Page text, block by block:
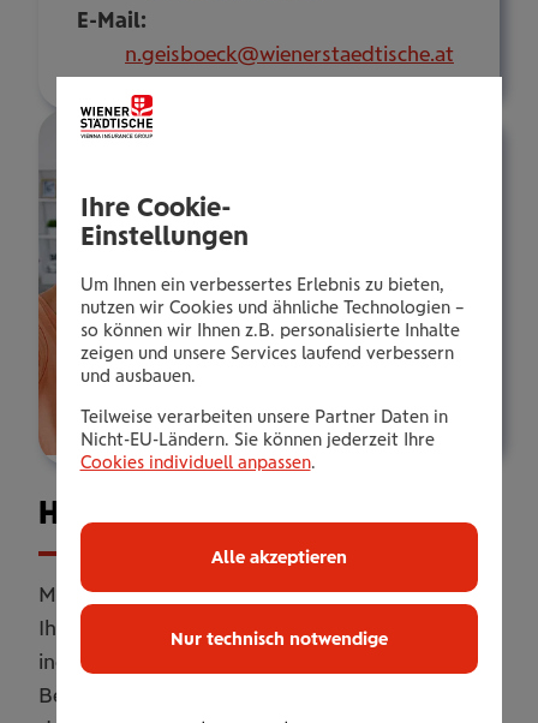
E-Mail:
n.geisboeck@wienerstaedtische.at
Haus­halts­ver­si­che­rung
Mit unserer Haushaltsversicherung sichern Sie
Ihr Zuhause umfassend ab. Online oder
individuell erweitert mit persönlicher
Betreuung. Flexibel anpassbar, damit Sie genau
Ihre Cookie-
Einstellungen
Um Ihnen ein verbessertes Erlebnis zu bieten,
nutzen wir Cookies und ähnliche Technologien –
so können wir Ihnen z.B. personalisierte Inhalte
zeigen und unsere Services laufend verbessern
und ausbauen.
Teilweise verarbeiten unsere Partner Daten in
Nicht-EU-Ländern. Sie können jederzeit Ihre
Cookies individuell anpassen.
Nur technisch notwendige
Alle akzeptieren